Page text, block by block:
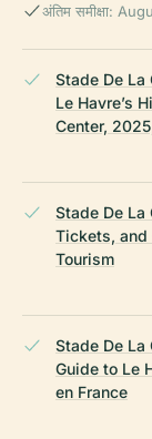
अंतिम समीक्षा:
Stade De La
Le Havre’s
Center,
Stade De La
Tickets, and
Tourism
Stade De
Guide to Le
en France